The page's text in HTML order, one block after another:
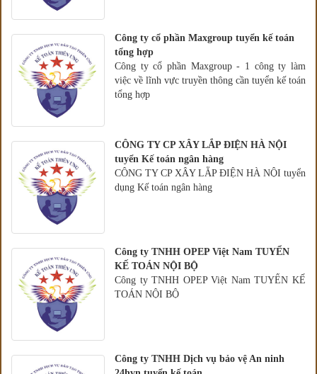
Công ty cổ phần Maxgroup tuyển kế toán
tổng hợp
Công ty cổ phần Maxgroup - 1 công ty làm
việc về lĩnh vực truyền thông cần tuyển kế toán
tổng hợp
CÔNG TY CP XÂY LẮP ĐIỆN HÀ NỘI
tuyển Kế toán ngân hàng
CÔNG TY CP XÂY LẮP ĐIỆN HÀ NỘI tuyển
dụng Kế toán ngân hàng
Công ty TNHH OPEP Việt Nam TUYỂN
KẾ TOÁN NỘI BỘ
Công ty TNHH OPEP Việt Nam TUYỂN KẾ
TOÁN NỘI BỘ
Công ty TNHH Dịch vụ bảo vệ An ninh